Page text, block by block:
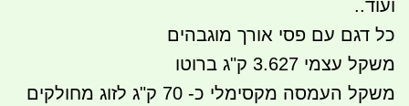
ועוד..
כל דגם עם פסי אורך מוגבהים
משקל עצמי 3.627 ק"ג ברוטו
משקל העמסה מקסימלי כ- 70 ק"ג לזוג מחולקים